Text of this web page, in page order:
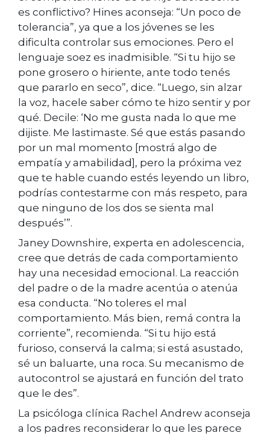
es conflictivo? Hines aconseja: “Un poco de
tolerancia”, ya que a los jóvenes se les
dificulta controlar sus emociones. Pero el
lenguaje soez es inadmisible. “Si tu hijo se
pone grosero o hiriente, ante todo tenés
que pararlo en seco”, dice. “Luego, sin alzar
la voz, hacele saber cómo te hizo sentir y por
qué. Decile: ‘No me gusta nada lo que me
dijiste. Me lastimaste. Sé que estás pasando
por un mal momento [mostrá algo de
empatía y amabilidad], pero la próxima vez
que te hable cuando estés leyendo un libro,
podrías contestarme con más respeto, para
que ninguno de los dos se sienta mal
después’”.
Janey Downshire, experta en adolescencia,
cree que detrás de cada comportamiento
hay una necesidad emocional. La reacción
del padre o de la madre acentúa o atenúa
esa conducta. “No toleres el mal
comportamiento. Más bien, remá contra la
corriente”, recomienda. “Si tu hijo está
furioso, conservá la calma; si está asustado,
sé un baluarte, una roca. Su mecanismo de
autocontrol se ajustará en función del trato
que le des”.
La psicóloga clínica Rachel Andrew aconseja
a los padres reconsiderar lo que les parece